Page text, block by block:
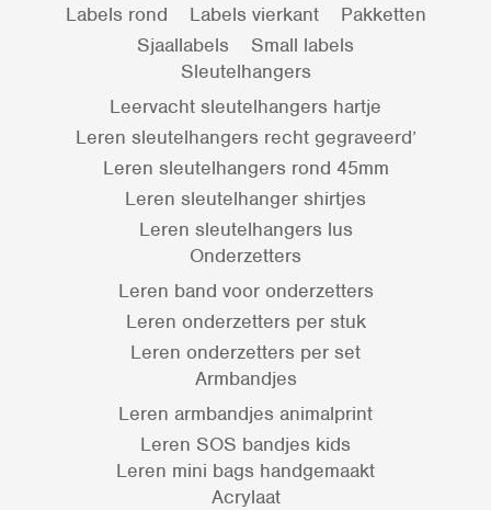
Labels rond
Labels vierkant
Pakketten
Sjaallabels
Small labels
Sleutelhangers
Leervacht sleutelhangers hartje
Leren sleutelhangers recht gegraveerd’
Leren sleutelhangers rond 45mm
Leren sleutelhanger shirtjes
Leren sleutelhangers lus
Onderzetters
Leren band voor onderzetters
Leren onderzetters per stuk
Leren onderzetters per set
Armbandjes
Leren armbandjes animalprint
Leren SOS bandjes kids
Leren mini bags handgemaakt
Acrylaat